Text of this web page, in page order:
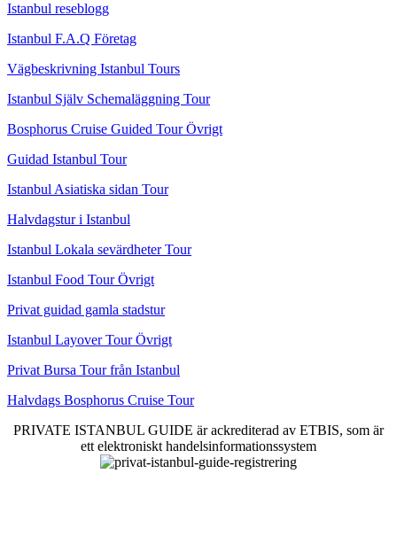
Istanbul reseblogg
Istanbul F.A.Q Företag
Vägbeskrivning Istanbul Tours
Istanbul Själv Schemaläggning Tour
Bosphorus Cruise Guided Tour Övrigt
Guidad Istanbul Tour
Istanbul Asiatiska sidan Tour
Halvdagstur i Istanbul
Istanbul Lokala sevärdheter Tour
Istanbul Food Tour Övrigt
Privat guidad gamla stadstur
Istanbul Layover Tour Övrigt
Privat Bursa Tour från Istanbul
Halvdags Bosphorus Cruise Tour
PRIVATE ISTANBUL GUIDE är ackrediterad av ETBIS, som är
ett elektroniskt handelsinformationssystem